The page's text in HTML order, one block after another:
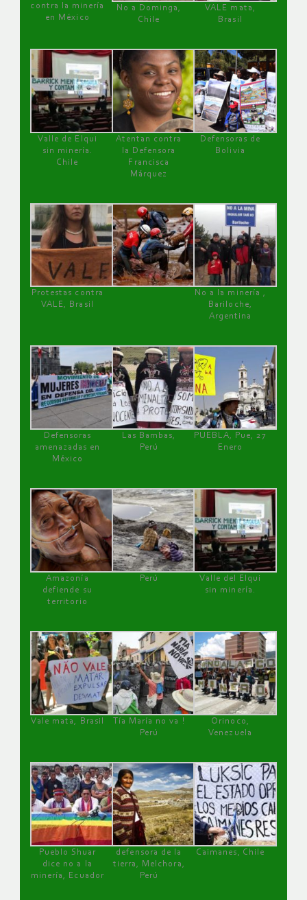
contra la minería
en México
No a Dominga,
Chile
VALE mata,
Brasil
Valle de Elqui
sin minería.
Chile
Atentan contra
la Defensora
Francisca
Márquez
Defensoras de
Bolivia
Protestas contra
VALE, Brasil
No a la minería ,
Bariloche,
Argentina
Defensoras
amenazadas en
México
Las Bambas,
Perú
PUEBLA, Pue, 27
Enero
Amazonía
defiende su
territorio
Perú
Valle del Elqui
sin minería.
Vale mata, Brasil
Tía María no va !
Perú
Orinoco,
Venezuela
Pueblo Shuar
dice no a la
minería, Ecuador
defensora de la
tierra, Melchora,
Perú
Caimanes, Chile